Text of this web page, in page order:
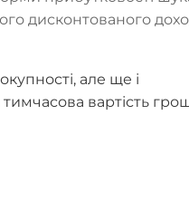
дисконтованого
але ще і
вартість